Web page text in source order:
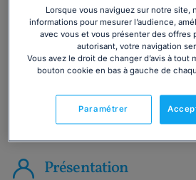
Consulter
ou appelez le01 75 75 42 33(8h
vendredi)
Vous êtes
Présentation
Lorsque vous naviguez sur notre site,
informations pour mesurer l’audience,
avec vous et vous présenter des offres
autorisant, votre navigation
Vous avez le droit de changer d’avis à tout
bouton cookie en bas à gauche de
Paramétrer